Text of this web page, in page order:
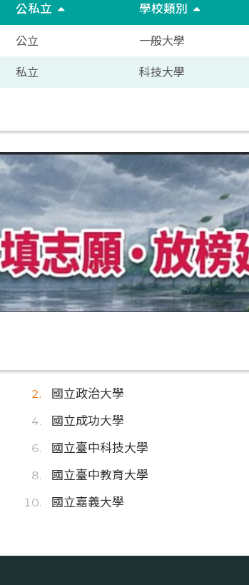
公私立 學校類別
公立 一般大學
私立 科技大學
國立政治大學
國立成功大學
國立臺中科技大學
國立臺中教育大學
國立嘉義大學